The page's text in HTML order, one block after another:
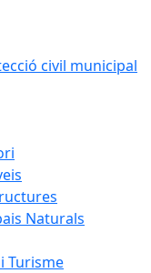
civil municipal
Naturals
Turisme